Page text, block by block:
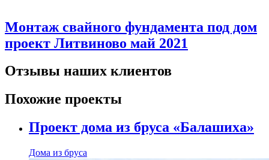
Монтаж свайного фундамента под дом
проект Литвиново май 2021
Отзывы наших клиентов
Похожие проекты
Проект дома из бруса «Балашиха»
Дома из бруса